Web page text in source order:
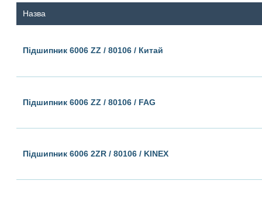
Назва
Підшипник 6006 ZZ / 80106 / Китай
Підшипник 6006 ZZ / 80106 / FAG
Підшипник 6006 2ZR / 80106 / KINEX